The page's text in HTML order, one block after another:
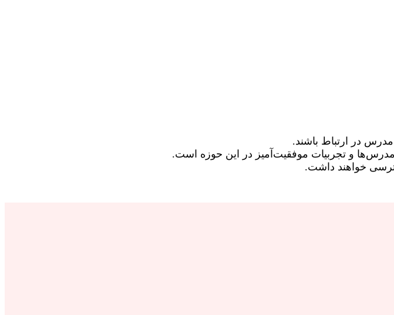
در ارتباط باشند.
و تجربیات موفقیت‌آمیز در این حوزه است.
خواهند داشت.